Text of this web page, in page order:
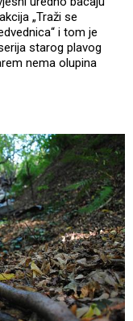
„Traži se
i tom je
starog plavog
nema olupina